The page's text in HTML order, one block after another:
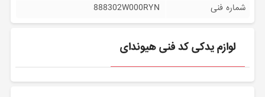
شماره فنی 888302W000RYN
لوازم یدکی کد فنی هیوندای